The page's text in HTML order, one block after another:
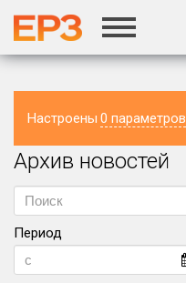
Настроены 0 параметров
Регион
Архив новостей
Период